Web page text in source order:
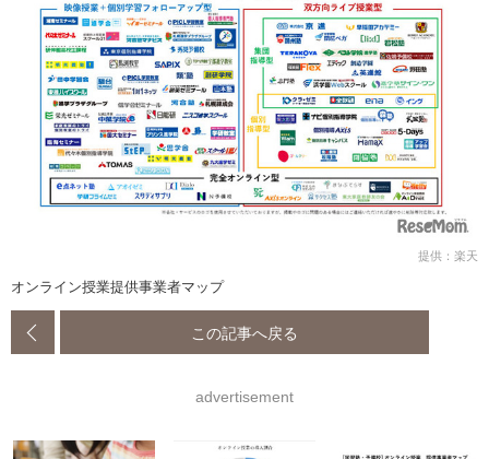
提供：楽天
オンライン授業提供事業者マップ
この記事へ戻る
advertisement